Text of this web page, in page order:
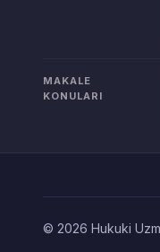
MAKALE
KONULARI
© 2026 Hukuki